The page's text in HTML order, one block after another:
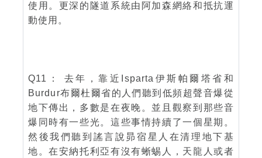
使用。更深的隧道系統由阿加森網絡和抵抗運
動使用。
Q11： 去年，靠近Isparta伊斯帕爾塔省和
Burdur布爾杜爾省的人們聽到低頻超聲音爆從
地下傳出，多數是在夜晚。並且觀察到那些音
爆同時有一些光。這些事情持續了一個星期。
然後我們聽到謠言說昴宿星人在清理地下基
地。在安納托利亞有沒有蜥蜴人，天龍人或者